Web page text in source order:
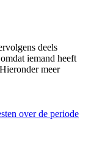
deels
iemand heeft
meer
over de periode